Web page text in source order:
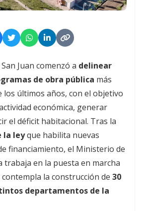
Juan comenzó a delinear
de obra pública más
los últimos años, con el objetivo
económica, generar
el déficit habitacional. Tras la
la leyque habilita nuevas
financiamiento, el Ministerio de
en la puesta en marcha
la construcción de 30
departamentos de la